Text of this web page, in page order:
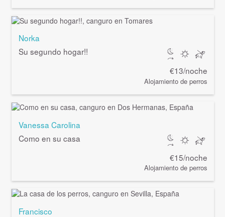
Norka
Su segundo hogar!!
€13/noche
Alojamiento de perros
Vanessa Carolina
Como en su casa
€15/noche
Alojamiento de perros
Francisco